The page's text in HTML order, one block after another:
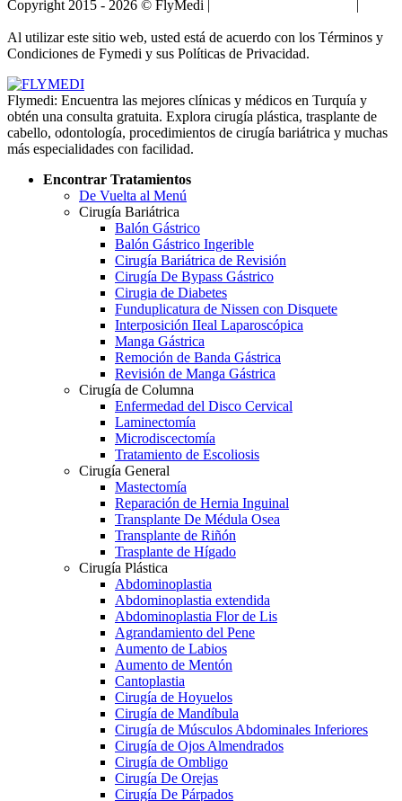
Copyright 2015 - 2026 © FlyMedi |
|
Al utilizar este sitio web, usted está de acuerdo con los Términos y
Condiciones de Fymedi y sus Políticas de Privacidad.
Flymedi: Encuentra las mejores clínicas y médicos en Turquía y
obtén una consulta gratuita. Explora cirugía plástica, trasplante de
cabello, odontología, procedimientos de cirugía bariátrica y muchas
más especialidades con facilidad.
Encontrar Tratamientos
De Vuelta al Menú
Cirugía Bariátrica
Balón Gástrico
Balón Gástrico Ingerible
Cirugía Bariátrica de Revisión
Cirugía De Bypass Gástrico
Cirugia de Diabetes
Funduplicatura de Nissen con Disquete
Interposición IIeal Laparoscópica
Manga Gástrica
Remoción de Banda Gástrica
Revisión de Manga Gástrica
Cirugía de Columna
Enfermedad del Disco Cervical
Laminectomía
Microdiscectomía
Tratamiento de Escoliosis
Cirugía General
Mastectomía
Reparación de Hernia Inguinal
Transplante De Médula Osea
Transplante de Riñón
Trasplante de Hígado
Cirugía Plástica
Abdominoplastia
Abdominoplastia extendida
Abdominoplastia Flor de Lis
Agrandamiento del Pene
Aumento de Labios
Aumento de Mentón
Cantoplastia
Cirugía de Hoyuelos
Cirugía de Mandíbula
Cirugía de Músculos Abdominales Inferiores
Cirugía de Ojos Almendrados
Cirugía de Ombligo
Cirugía De Orejas
Cirugía De Párpados